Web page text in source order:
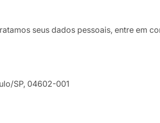
seus dados pessoais, entre em
SP, 04602-001